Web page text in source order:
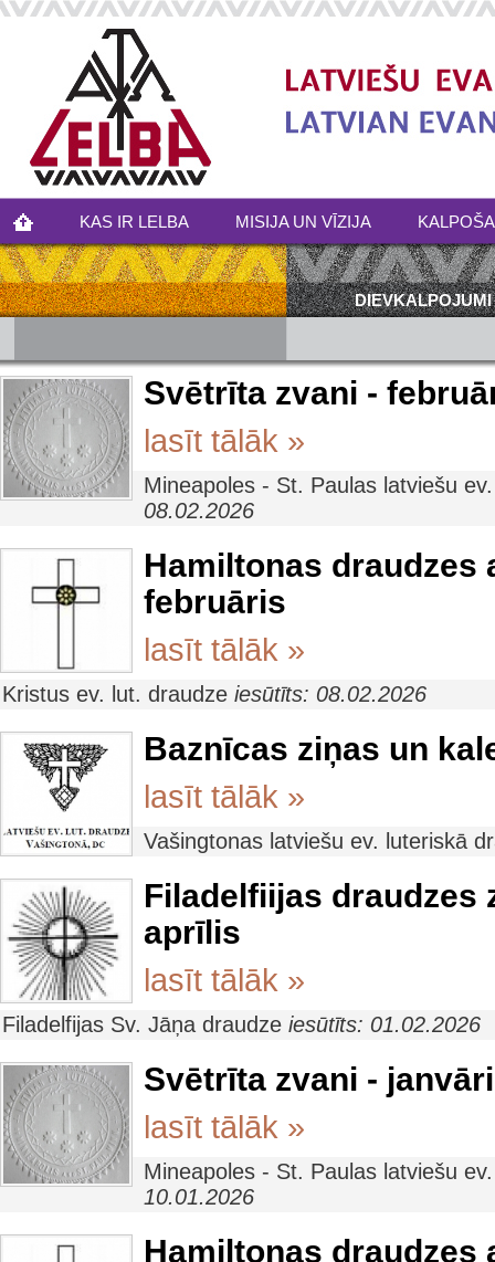
KAS IR LELBA MISIJA UN VĪZIJA
DIEVKALPOJUMI
Svētrīta zvani -
lasīt tālāk »
Mineapoles - St. Paulas latviešu
08.02.2026
Hamiltonas draudzes
februāris
lasīt tālāk »
Kristus ev. lut. draudze iesūtīts: 08.02.2026
Baznīcas ziņas un
lasīt tālāk »
Vašingtonas latviešu ev. luteriskā
Filadelfiijas draudzes
aprīlis
lasīt tālāk »
Filadelfijas Sv. Jāņa draudze iesūtīts: 01.02.2026
Svētrīta zvani -
lasīt tālāk »
Mineapoles - St. Paulas latviešu
10.01.2026
Hamiltonas draudzes